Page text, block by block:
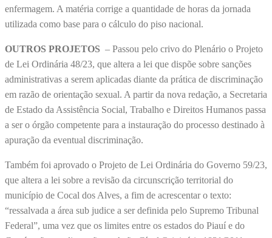
enfermagem. A matéria corrige a quantidade de horas da jornada
utilizada como base para o cálculo do piso nacional.
OUTROS PROJETOS – Passou pelo crivo do Plenário o Projeto
de Lei Ordinária 48/23, que altera a lei que dispõe sobre sanções
administrativas a serem aplicadas diante da prática de discriminação
em razão de orientação sexual. A partir da nova redação, a Secretaria
de Estado da Assistência Social, Trabalho e Direitos Humanos passa
a ser o órgão competente para a instauração do processo destinado à
apuração da eventual discriminação.
Também foi aprovado o Projeto de Lei Ordinária do Governo 59/23,
que altera a lei sobre a revisão da circunscrição territorial do
município de Cocal dos Alves, a fim de acrescentar o texto:
“ressalvada a área sub judice a ser definida pelo Supremo Tribunal
Federal”, uma vez que os limites entre os estados do Piauí e do